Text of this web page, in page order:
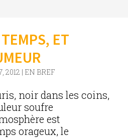
ET
2012 | EN BREF
noir dans les coins,
soufre
est
orageux, le